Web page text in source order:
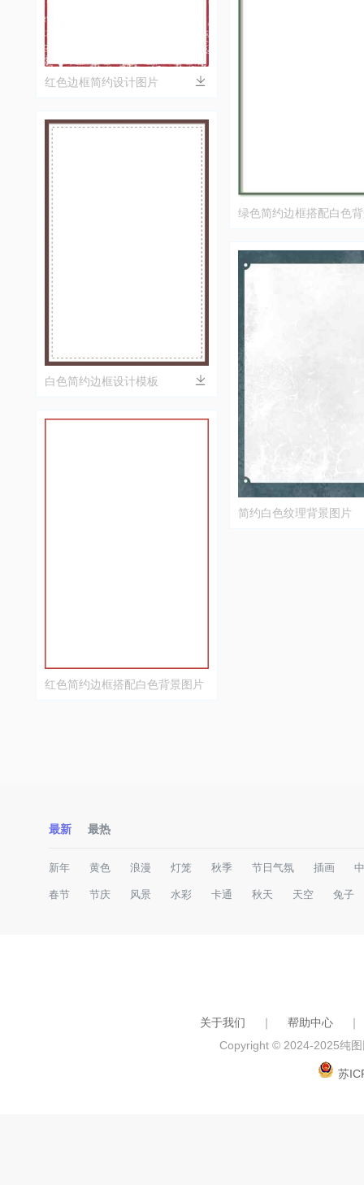
红色边框简约设计图片
白色简约边框设计模板
红色简约边框搭配白色背景图片
绿色简约边框搭配白色
简约白色纹理背景图片
最新 最热
新年 黄色 浪漫 灯笼 秋季 节日气氛 插画
春节 节庆 风景 水彩 卡通 秋天 天空 兔子
关于我们 ｜ 帮助中心
｜
Copyright © 2024-2025纯
苏